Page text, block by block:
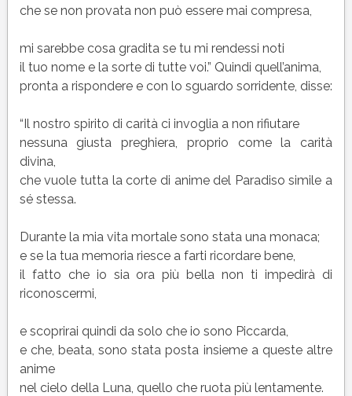
che se non provata non può essere mai compresa,
mi sarebbe cosa gradita se tu mi rendessi noti
il tuo nome e la sorte di tutte voi.” Quindi quell’anima,
pronta a rispondere e con lo sguardo sorridente, disse:
“Il nostro spirito di carità ci invoglia a non rifiutare
nessuna giusta preghiera, proprio come la carità
divina,
che vuole tutta la corte di anime del Paradiso simile a
sé stessa.
Durante la mia vita mortale sono stata una monaca;
e se la tua memoria riesce a farti ricordare bene,
il fatto che io sia ora più bella non ti impedirà di
riconoscermi,
e scoprirai quindi da solo che io sono Piccarda,
e che, beata, sono stata posta insieme a queste altre
anime
nel cielo della Luna, quello che ruota più lentamente.